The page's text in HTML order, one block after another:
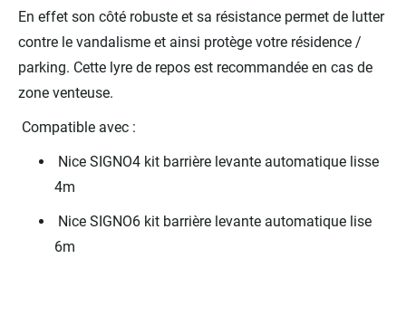
En effet son côté robuste et sa résistance permet de lutter
contre le vandalisme et ainsi protège votre résidence /
parking. Cette lyre de repos est recommandée en cas de
zone venteuse.
Compatible avec :
Nice SIGNO4 kit barrière levante automatique lisse
4m
Nice SIGNO6 kit barrière levante automatique lise
6m